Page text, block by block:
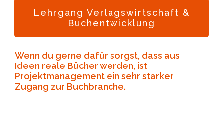
Lehrgang Verlagswirtschaft &
Buchentwicklung
Wenn du gerne dafür sorgst, dass aus
Ideen reale Bücher werden, ist
Projektmanagement ein sehr starker
Zugang zur Buchbranche.